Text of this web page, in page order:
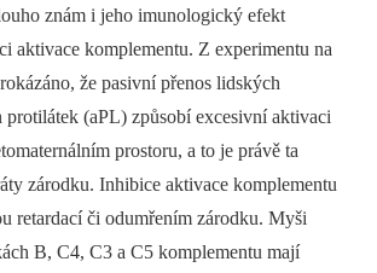
znám i jeho imunologický efekt
aktivace komplementu. Z experimentu na
že pasivní přenos lidských
(aPL) způsobí excesivní aktivaci
prostoru, a to je právě ta
zárodku. Inhibice aktivace komplementu
retardací či odumřením zárodku. Myši
B, C4, C3 a C5 komplementu mají